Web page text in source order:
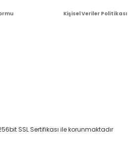
Kişisel Veriler Politikası
SSL Sertifikası ile korunmaktadır